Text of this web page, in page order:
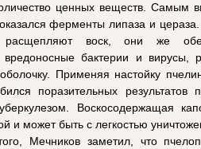
ценных веществ. Самым
ферменты липаза и
расщепляют воск, они же
вредоносные бактерии и вирусы,
Применяя настойку
поразительных результатов
Воскосодержащая
и может быть с легкостью
Мечников заметил, что